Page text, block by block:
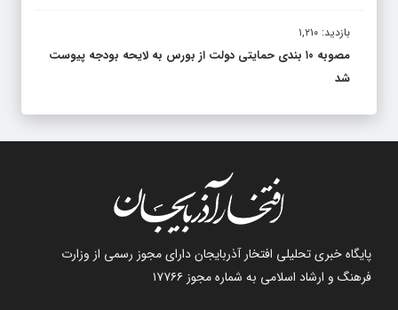
بازدید: ۱,۲۱۰
مصوبه ۱۰ بندی حمایتی دولت از بورس به لایحه بودجه پیوست
شد
پایگاه خبری تحلیلی افتخار آذربایجان دارای مجوز رسمی از وزارت
فرهنگ و ارشاد اسلامی به شماره مجوز ۱۷۷۶۶